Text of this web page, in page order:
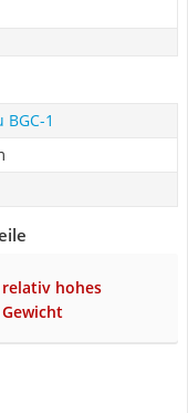
‎BGC-1
relativ hohes
Gewicht